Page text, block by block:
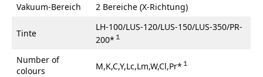
Vakuum-Bereich
2 Bereiche (X-Richtung)
Tinte
LH-100/LUS-120/LUS-150/LUS-350/PR-
200* １
Number of
colours
M,K,C,Y,Lc,Lm,W,Cl,Pr* １